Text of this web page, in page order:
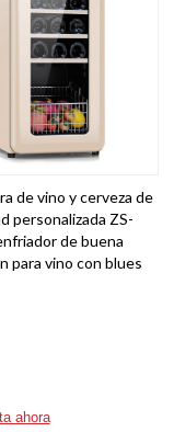
de vino y cerveza de
personalizada ZS-
de buena
para vino con blues
ahora